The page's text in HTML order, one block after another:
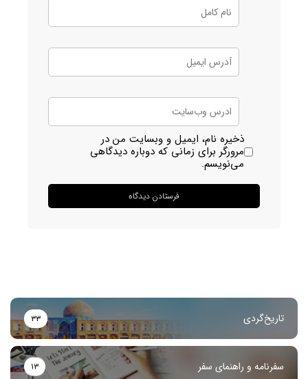
ذخیره نام، ایمیل و وبسایت من در
مرورگر برای زمانی که دوباره دیدگاهی
می‌نویسم.
تاریخ‌گردی ۳۳
سفرنامه و راهنمای سفر ۱۳